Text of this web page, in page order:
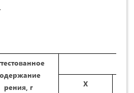
рения, г
Х